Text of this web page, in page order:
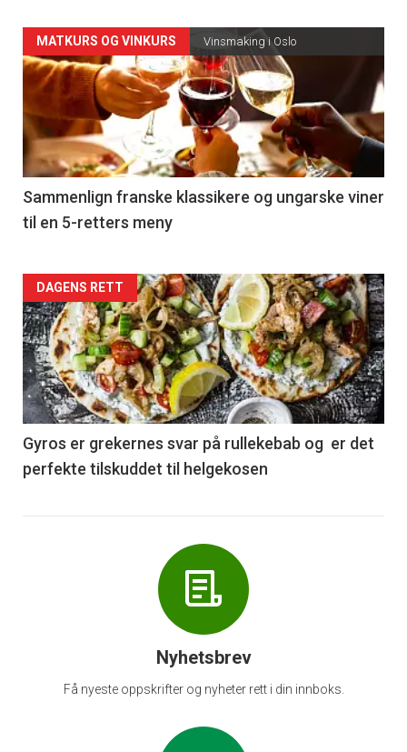
Forsiden
akkurat
nå
-
5
MATKURS OG VINKURS Vinsmaking i Oslo
Sammenlign franske klassikere og ungarske viner
til en 5-retters meny
Forsiden
akkurat
nå
-
6
DAGENS RETT
Gyros er grekernes svar på rullekebab og er det
perfekte tilskuddet til helgekosen
Nyhetsbrev
Få nyeste oppskrifter og nyheter rett i din innboks.